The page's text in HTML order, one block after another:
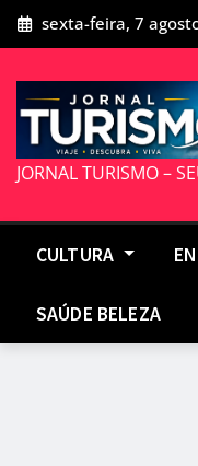
Skip
to
sexta-feira, 7
JORNAL TURISMO –
CULTURA
SAÚDE BELEZA